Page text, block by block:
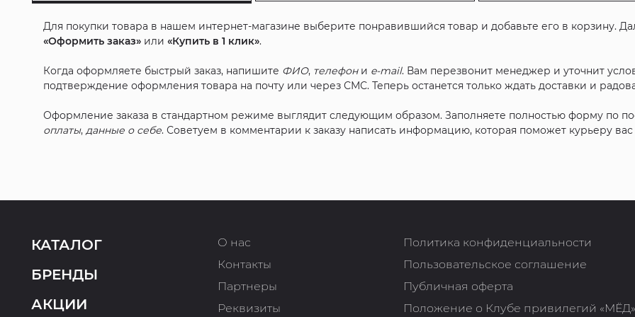
Для покупки товара в нашем интернет-магазине выберите понравившийся товар и добавьте его в корзину.
«Оформить заказ» или«Купить в 1 клик».
Когда оформляете быстрый заказ, напишите ФИО, телефони e-mail. Вам перезвонит менеджер и уточнит
подтверждение оформления товара на почту или через СМС. Теперь останется только ждать доставки и
Оформление заказа в стандартном режиме выглядит следующим образом. Заполняете полностью форму по
оплаты,данные о себе. Советуем в комментарии к заказу написать информацию, которая поможет курьеру
КАТАЛОГ
БРЕНДЫ
АКЦИИ
О нас
Контакты
Партнеры
Реквизиты
Политика конфиденциальности
Пользовательское соглашение
Публичная оферта
Положение о Клубе привилегий